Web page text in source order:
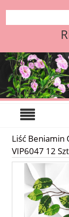
Liść Beniamin
VIP6047 12